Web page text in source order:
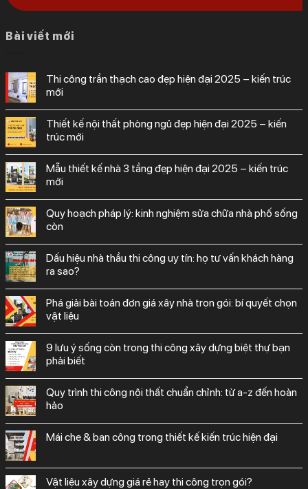
Bài viết mới
thi công trần thạch cao đẹp hiện đại 2025 – kiến trúc
mới
thiết kế nội thất phòng ngủ đẹp hiện đại 2025 – kiến
trúc mới
mẫu thiết kế nhà 3 tầng đẹp hiện đại 2025 – kiến trúc
mới
quy hoạch pháp lý: kinh nghiệm sửa chữa nhà phố sống
còn
dấu hiệu nhà thầu thi công uy tín: họ tư vấn khách hàng
ra sao?
phá giải bài toán đơn giá xây nhà trọn gói: bí quyết chọn
vật liệu
9 lưu ý sống còn trong thi công xây dựng biệt thự bạn
phải biết
quy trình thi công nội thất chuẩn chỉnh: từ a-z đến hoàn
hảo
mái che & ban công trong thiết kế kiến trúc hiện đại
vật liệu xây dựng giá rẻ hay thi công trọn gói?